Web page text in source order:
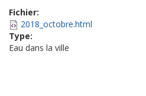
Fichier:
2018_octobre.html
Type:
Eau dans la ville